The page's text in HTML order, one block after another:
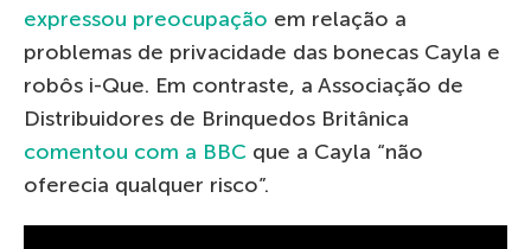
expressou preocupação em relação a
problemas de privacidade das bonecas Cayla e
robôs i-Que. Em contraste, a Associação de
Distribuidores de Brinquedos Britânica
comentou com a BBC que a Cayla “não
oferecia qualquer risco”.